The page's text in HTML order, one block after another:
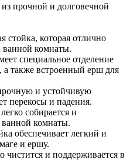
прочной и долговечной
стойка, которая отлично
ванной комнаты.
специальное отделение
а также встроенный ерш для
и устойчивую
перекосы и падения.
собирается и
ванной комнаты.
обеспечивает легкий и
и ершу.
чистится и поддерживается в